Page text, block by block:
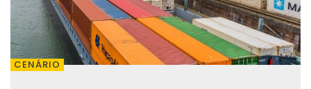
CENÁRIO